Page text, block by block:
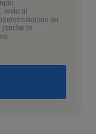
invio di
promozionale su
in